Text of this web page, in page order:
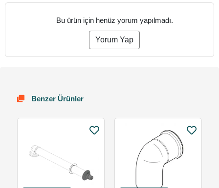
Bu ürün için henüz yorum yapılmadı.
Yorum Yap
Benzer Ürünler